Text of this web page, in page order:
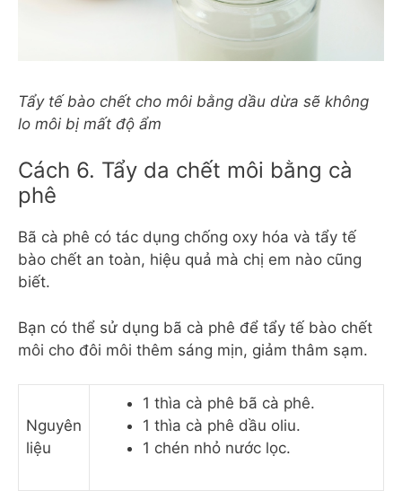
Tẩy tế bào chết cho môi bằng dầu dừa sẽ không
lo môi bị mất độ ẩm
Cách 6. Tẩy da chết môi bằng cà
phê
Bã cà phê có tác dụng chống oxy hóa và tẩy tế
bào chết an toàn, hiệu quả mà chị em nào cũng
biết.
Bạn có thể sử dụng bã cà phê để tẩy tế bào chết
môi cho đôi môi thêm sáng mịn, giảm thâm sạm.
Nguyên
liệu
1 thìa cà phê bã cà phê.
1 thìa cà phê dầu oliu.
1 chén nhỏ nước lọc.